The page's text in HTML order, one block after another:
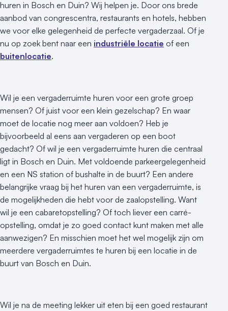
huren in Bosch en Duin? Wij helpen je. Door ons brede
aanbod van congrescentra, restaurants en hotels, hebben
we voor elke gelegenheid de perfecte vergaderzaal. Of je
nu op zoek bent naar een industriële locatie of een
buitenlocatie.
Wil je een vergaderruimte huren voor een grote groep
mensen? Of juist voor een klein gezelschap? En waar
moet de locatie nog meer aan voldoen? Heb je
bijvoorbeeld al eens aan vergaderen op een boot
gedacht? Of wil je een vergaderruimte huren die centraal
ligt in Bosch en Duin. Met voldoende parkeergelegenheid
en een NS station of bushalte in de buurt? Een andere
belangrijke vraag bij het huren van een vergaderruimte, is
de mogelijkheden die hebt voor de zaalopstelling. Want
wil je een cabaretopstelling? Of toch liever een carré-
opstelling, omdat je zo goed contact kunt maken met alle
aanwezigen? En misschien moet het wel mogelijk zijn om
meerdere vergaderruimtes te huren bij een locatie in de
buurt van Bosch en Duin.
Wil je na de meeting lekker uit eten bij een goed restaurant